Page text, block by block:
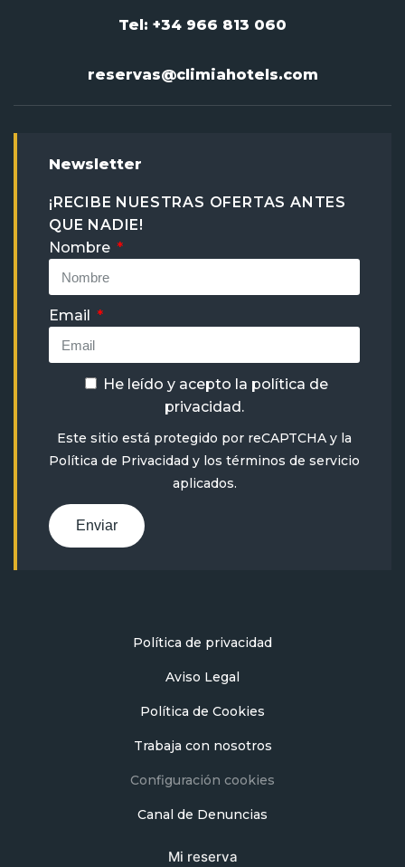
Tel: +34 966 813 060
reservas@climiahotels.com
Newsletter
¡RECIBE NUESTRAS OFERTAS ANTES
QUE NADIE!
Nombre
Email
He leído y acepto la política de
privacidad .
Este sitio está protegido por reCAPTCHA y la
Política de Privacidad y los términos de servicio
aplicados.
Enviar
Política de privacidad
Aviso Legal
Política de Cookies
Trabaja con nosotros
Configuración cookies
Canal de Denuncias
Mi reserva